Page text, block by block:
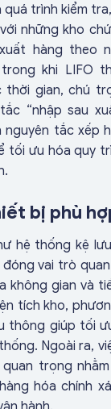
trình kiểm
những kho
hàng theo
khi LIFO
thời gian, chú
“nhập sau
tắc xếp
tối ưu hóa quy
bị phù
hệ thống kệ
vai trò
không gian và
tích kho,
thông giúp tối
Ngoài ra,
trọng
hóa chính